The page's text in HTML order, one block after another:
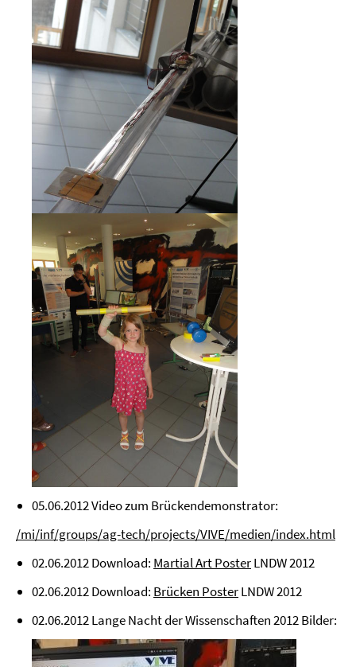
05.06.2012 Video zum Brückendemonstrator:
/mi/inf/groups/ag-tech/projects/VIVE/medien/index.html
02.06.2012 Download: Martial Art PosterLNDW 2012
02.06.2012 Download: Brücken PosterLNDW 2012
02.06.2012 Lange Nacht der Wissenschaften 2012 Bilder: